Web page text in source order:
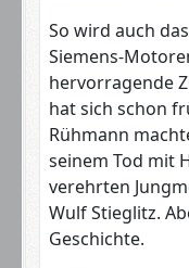
So wird auch
Siemens-
hervorragende
hat sich schon
Rühmann
seinem Tod mit
verehrten
Wulf Stieglitz.
Geschichte.